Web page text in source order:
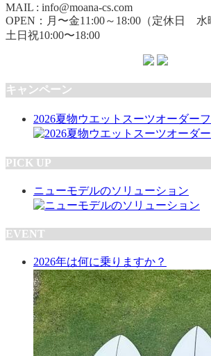
MAIL : info@moana-cs.com
OPEN：月〜金11:00～18:00（定休日 水
土日祝10:00〜18:00
キャンペーン
2026夏物ウエットスーツオーダー
PICK UP
ニューモデルのソリューション
EVENT
2026年は何に乗りますか？